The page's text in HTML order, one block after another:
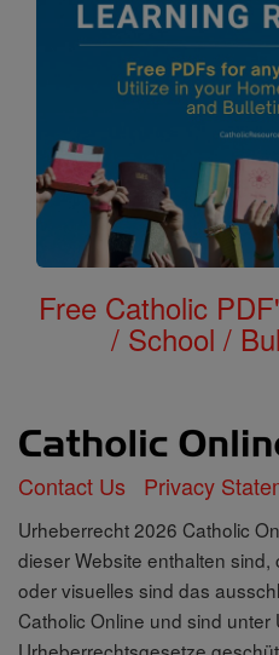
Free Catholic
/ School /
Contact Us Privacy
Urheberrecht 2026 Catholic
dieser Website enthalten
oder visuelles sind das
Catholic Online und sind unter